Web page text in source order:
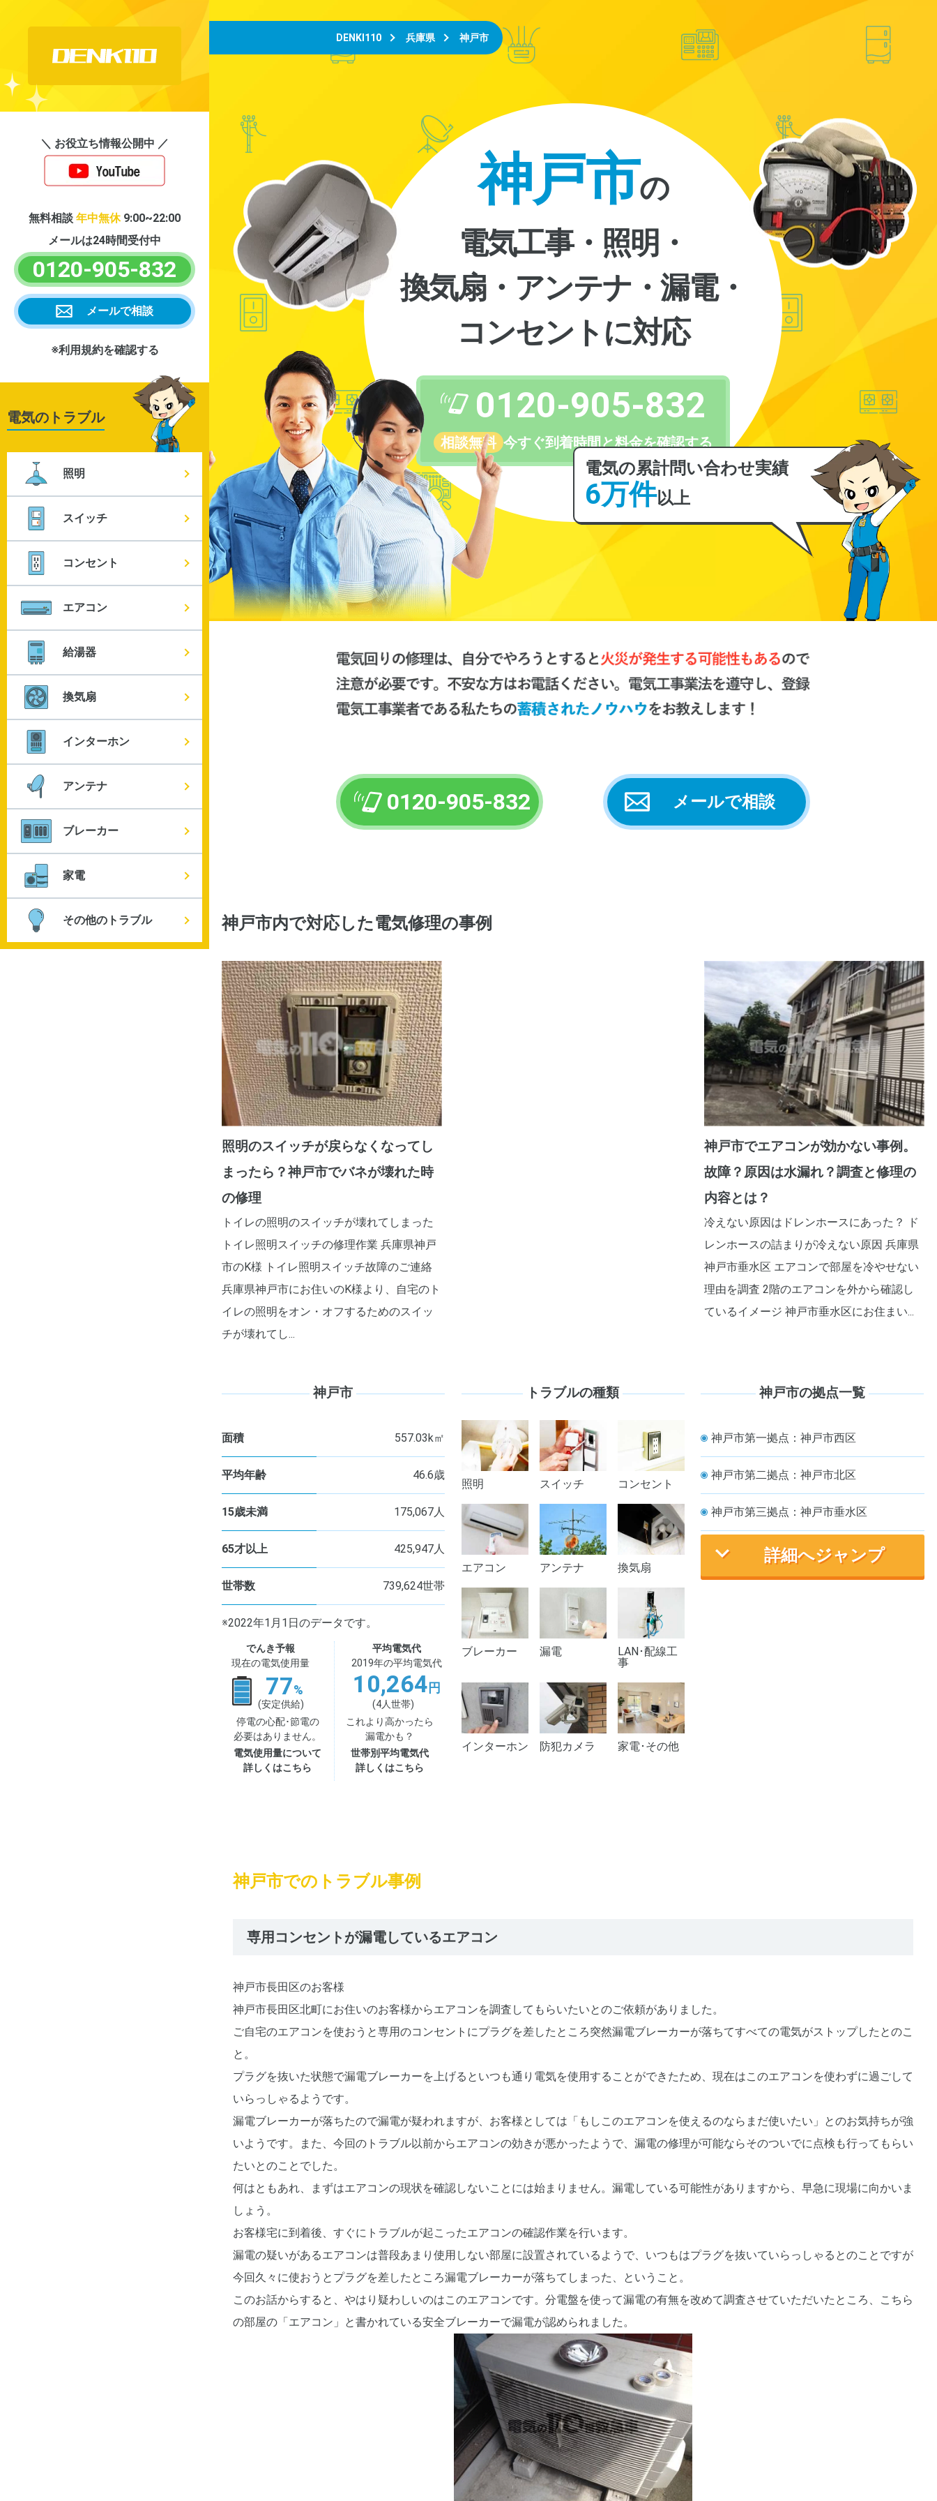
＼ お役立ち情報公開中 ／
無料相談 年中無休9:00~22:00
メールは24時間受付中
0120-905-832
メールで相談
※利用規約を確認する
電気のトラブル
照明
スイッチ
コンセント
エアコン
給湯器
換気扇
インターホン
アンテナ
ブレーカー
家電
その他のトラブル
DENKI110 兵庫県 神戸市
神戸市の
電気工事・照明・
換気扇・アンテナ・漏電・
コンセントに対応
0120-905-832
相談無料 今すぐ到着時間と料金を確認する
電気の累計問い合わせ実績
6万件以上
0120-905-832 メールで相談
神戸市内で対応した電気修理の事例
照明のスイッチが戻らなくなってし
まったら？神戸市でバネが壊れた時
の修理
トイレの照明のスイッチが壊れてしまった
トイレ照明スイッチの修理作業 兵庫県神戸
市のK様 トイレ照明スイッチ故障のご連絡
兵庫県神戸市にお住いのK様より、自宅のト
イレの照明をオン・オフするためのスイッ
チが壊れてし...
神戸市でエアコンが効かない事例。
故障？原因は水漏れ？調査と修理の
内容とは？
冷えない原因はドレンホースにあった？ ド
レンホースの詰まりが冷えない原因 兵庫県
神戸市垂水区 エアコンで部屋を冷やせない
理由を調査 2階のエアコンを外から確認し
ているイメージ 神戸市垂水区にお住まい...
神戸市
面積 557.03k㎡
平均年齢 46.6歳
15歳未満 175,067人
65才以上 425,947人
世帯数 739,624世帯
※2022年1月1日のデータです。
でんき予報
現在の電気使用量
77%
(安定供給)
停電の心配･節電の
必要はありません。
電気使用量について
詳しくはこちら
平均電気代
2019年の平均電気代
10,264 円
(4人世帯)
これより高かったら
漏電かも？
世帯別平均電気代
詳しくはこちら
トラブルの種類
照明 スイッチ コンセント
エアコン アンテナ 換気扇
ブレーカー 漏電
LAN･配線工
事
インターホン 防犯カメラ 家電･その他
神戸市の拠点一覧
神戸市第一拠点：神戸市西区
神戸市第二拠点：神戸市北区
神戸市第三拠点：神戸市垂水区
詳細へジャンプ
神戸市でのトラブル事例
専用コンセントが漏電しているエアコン
神戸市長田区のお客様
神戸市長田区北町にお住いのお客様からエアコンを調査してもらいたいとのご依頼がありました。
ご自宅のエアコンを使おうと専用のコンセントにプラグを差したところ突然漏電ブレーカーが落ちてすべての電気がストップしたとのこ
と。
プラグを抜いた状態で漏電ブレーカーを上げるといつも通り電気を使用することができたため、現在はこのエアコンを使わずに過ごして
いらっしゃるようです。
漏電ブレーカーが落ちたので漏電が疑われますが、お客様としては「もしこのエアコンを使えるのならまだ使いたい」とのお気持ちが強
いようです。また、今回のトラブル以前からエアコンの効きが悪かったようで、漏電の修理が可能ならそのついでに点検も行ってもらい
たいとのことでした。
何はともあれ、まずはエアコンの現状を確認しないことには始まりません。漏電している可能性がありますから、早急に現場に向かいま
しょう。
お客様宅に到着後、すぐにトラブルが起こったエアコンの確認作業を行います。
漏電の疑いがあるエアコンは普段あまり使用しない部屋に設置されているようで、いつもはプラグを抜いていらっしゃるとのことですが
今回久々に使おうとプラグを差したところ漏電ブレーカーが落ちてしまった、ということ。
このお話からすると、やはり疑わしいのはこのエアコンです。分電盤を使って漏電の有無を改めて調査させていただいたところ、こちら
の部屋の「エアコン」と書かれている安全ブレーカーで漏電が認められました。